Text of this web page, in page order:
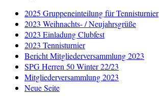
2025 Gruppeneinteilung für Tennisturnier
2023 Weihnachts- / Neujahrsgrüße
2023 Einladung Clubfest
2023 Tennisturnier
Bericht Mitgliederversammlung 2023
SPG Herren 50 Winter 22/23
Mitgliederversammlung 2023
Neue Seite